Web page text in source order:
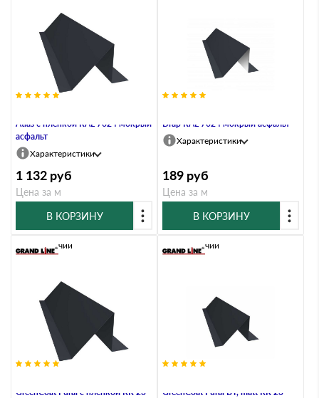
Atlas с пленкой RAL 7024 мокрый
асфальт
Характеристики
1 132 руб
Цена за м
В КОРЗИНУ
Drap RAL 7024 мокрый асфальт
Характеристики
189 руб
Цена за м
В КОРЗИНУ
GreenСoat Pural с пленкой RR 23
В наличии
GreenCoat Pural BT, matt RR 23
В наличии